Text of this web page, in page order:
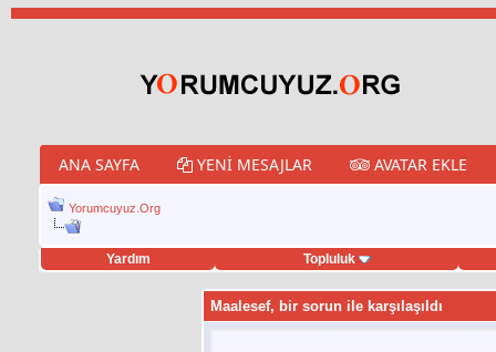
ANA SAYFA YENI MESAJLAR AVATAR EKLE
Yorumcuyuz.Org
Yardım Topluluk
Maalesef, bir sorun ile karşılaşıldı